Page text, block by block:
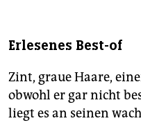
Erlesenes Best-of
Zint, graue Haare,
obwohl er gar nicht
liegt es an seinen